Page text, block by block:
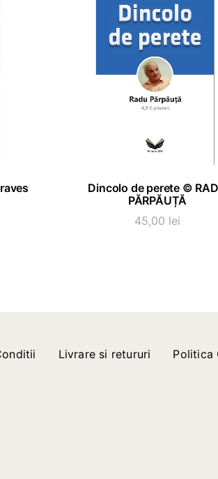
ADAUGĂ ÎN COȘ
Dincolo de perete ©
PĂRPĂUȚĂ
45,00 lei
Livrare si retururi
Politica